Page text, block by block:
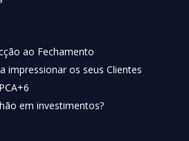
ao Fechamento
impressionar os seus Clientes
em investimentos?